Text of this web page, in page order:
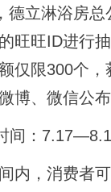
立淋浴房总
旺旺ID进行
仅限300个，
博、微信公布
：
，消费者可